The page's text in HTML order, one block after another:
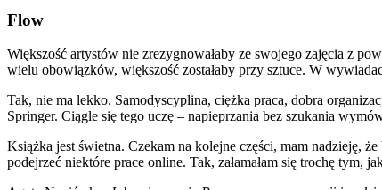
Flow
Większość artystów nie zrezygnowałaby ze swojego zajęcia z
wielu obowiązków, większość zostałaby przy sztuce. W
Tak, nie ma lekko. Samodyscyplina, ciężka praca, dobra
Springer. Ciągle się tego uczę – napieprzania bez szukania
Książka jest świetna. Czekam na kolejne części, mam nadzieję,
podejrzeć niektóre prace online. Tak, załamałam się trochę